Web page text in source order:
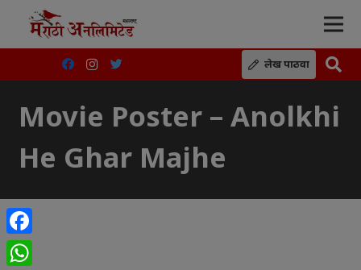
लेख पाठवा
Movie Poster – Anolkhi
He Ghar Majhe
Facebook